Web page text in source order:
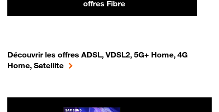
offres Fibre
Découvrir les offres ADSL, VDSL2, 5G+ Home, 4G
Home, Satellite